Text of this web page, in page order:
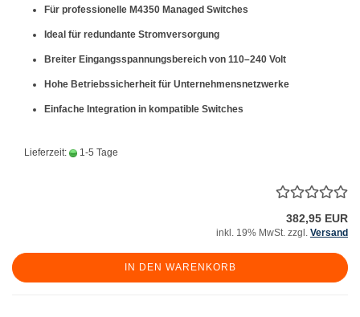
Für professionelle M4350 Managed Switches
Ideal für redundante Stromversorgung
Breiter Eingangsspannungsbereich von 110–240 Volt
Hohe Betriebssicherheit für Unternehmensnetzwerke
Einfache Integration in kompatible Switches
Lieferzeit: 1-5 Tage
382,95 EUR
inkl. 19% MwSt. zzgl. Versand
IN DEN WARENKORB